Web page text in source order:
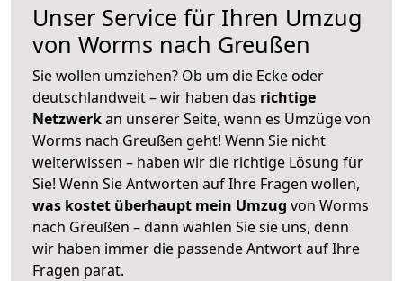
Unser Service für Ihren Umzug
von Worms nach Greußen
Sie wollen umziehen? Ob um die Ecke oder
deutschlandweit – wir haben das richtige
Netzwerkan unserer Seite, wenn es Umzüge von
Worms nach Greußen geht! Wenn Sie nicht
weiterwissen – haben wir die richtige Lösung für
Sie! Wenn Sie Antworten auf Ihre Fragen wollen,
was kostet überhaupt mein Umzug von Worms
nach Greußen – dann wählen Sie sie uns, denn
wir haben immer die passende Antwort auf Ihre
Fragen parat.